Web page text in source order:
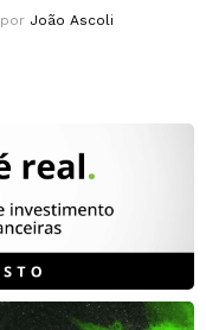
por João Ascoli